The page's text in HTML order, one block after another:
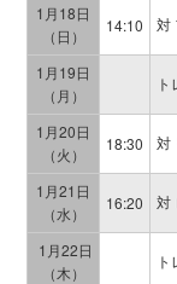
1月18日
（日）
14:10 対
1月19日
（月）
1月20日
（火）
18:30 対
1月21日
（水）
16:20 対
1月22日
（木）